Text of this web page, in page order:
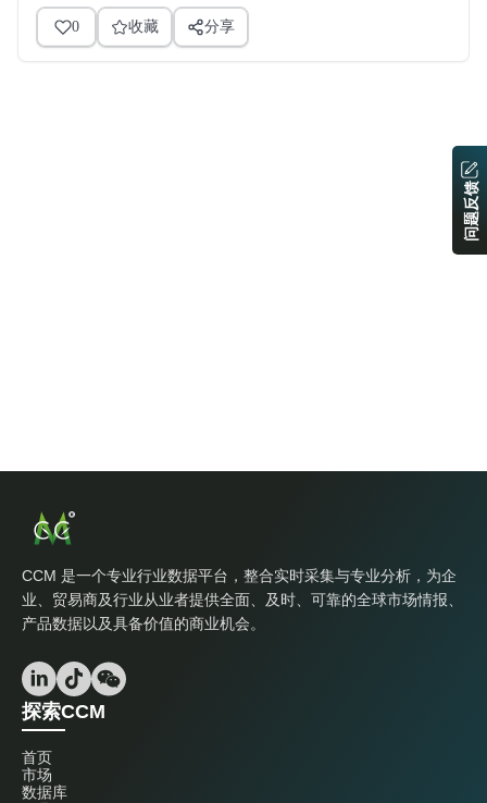
0 收藏 分享
CCM 是一个专业行业数据平台，整合实时采集与专业分析，为企
业、贸易商及行业从业者提供全面、及时、可靠的全球市场情报、
产品数据以及具备价值的商业机会。
探索CCM
首页
市场
数据库
问题反馈